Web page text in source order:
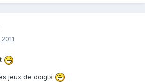
jeux de doigts